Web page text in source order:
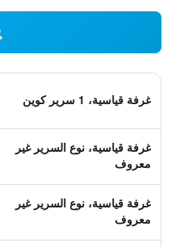
غرفة قياسية، 1 سرير كوين
غرفة قياسية، نوع السرير غير
معروف
غرفة قياسية، نوع السرير غير
معروف